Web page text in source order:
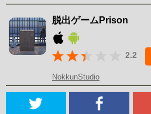
脱出ゲームPrison
2.2
NokkunStudio